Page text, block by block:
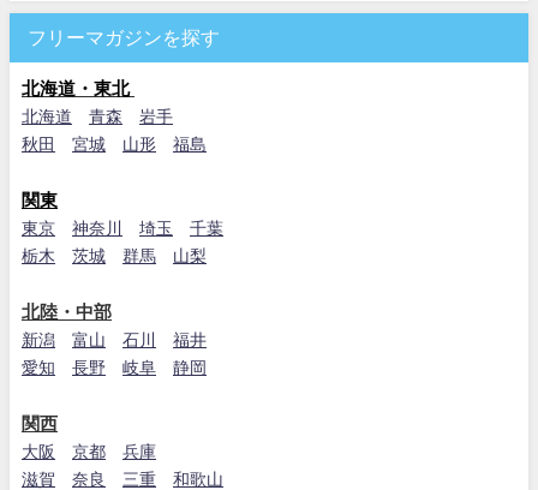
フリーマガジンを探す
北海道・東北
北海道 青森
岩手
秋田
宮城 山形 福島
関東
東京 神奈川 埼玉
千葉
栃木
茨城 群馬 山梨
北陸・中部
新潟 富山 石川
福井
愛知
長野 岐阜 静岡
関西
大阪 京都
兵庫
滋賀
奈良 三重 和歌山